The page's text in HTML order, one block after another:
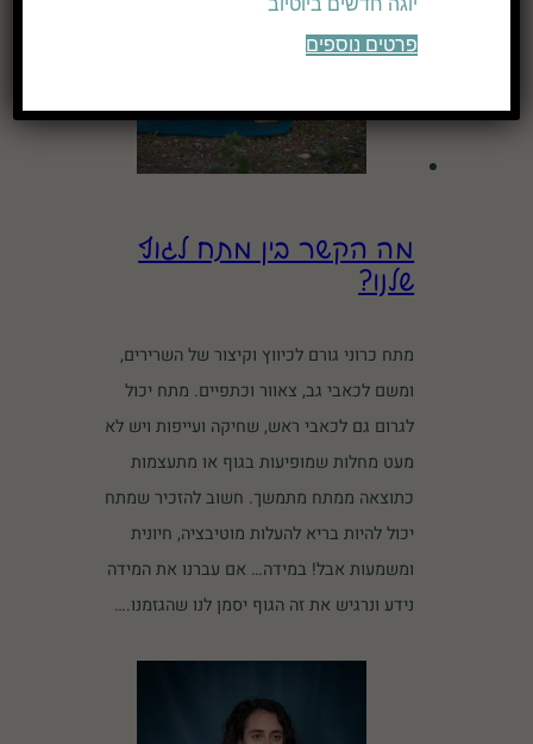
מה הקשר בין מתח לגוף
שלנו?
מתח כרוני גורם לכיווץ וקיצור של השרירים,
ומשם לכאבי גב, צאוור וכתפיים. מתח יכול
לגרום גם לכאבי ראש, שחיקה ועייפות ויש לא
מעט מחלות שמופיעות בגוף או מתעצמות
כתוצאה ממתח מתמשך. חשוב להזכיר שמתח
יכול להיות בריא להעלות מוטיבציה, חיונית
ומשמעות אבל! במידה… אם עברנו את המידה
נידע ונרגיש את זה הגוף יסמן לנו שהגזמנו.…
יוגה חדשים ביוטיוב
פרטים נוספים